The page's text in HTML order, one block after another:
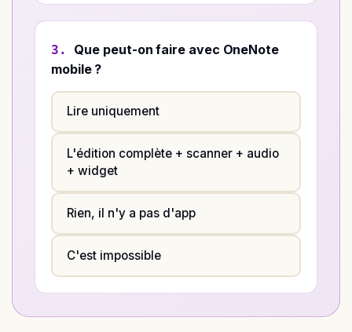
3.
Que peut-on faire avec OneNote
mobile ?
Lire uniquement
L'édition complète + scanner + audio
+ widget
Rien, il n'y a pas d'app
C'est impossible